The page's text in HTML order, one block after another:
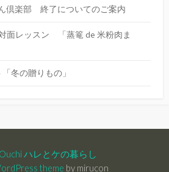
倶楽部 終了についてのご案内
対面レッスン 「蒸篭 de 米粉肉ま
冬の贈りもの」
Ouchi ハレとケの暮らし
theme by mirucon